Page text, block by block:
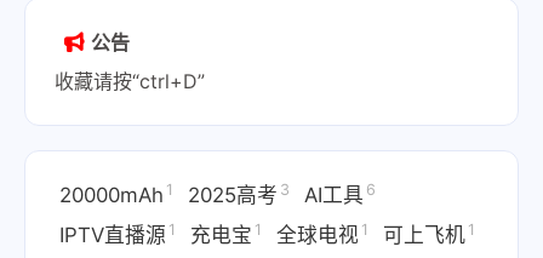
公告
收藏请按“ctrl+D”
20000mAh 1 2025高考 3 AI工具 6
IPTV直播源 1 充电宝 1 全球电视 1 可上飞机 1